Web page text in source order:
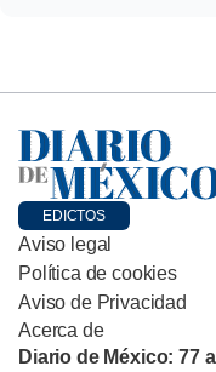
EDICTOS
Aviso legal
Política de cookies
Aviso de Privacidad
Acerca de
Diario de México: 77